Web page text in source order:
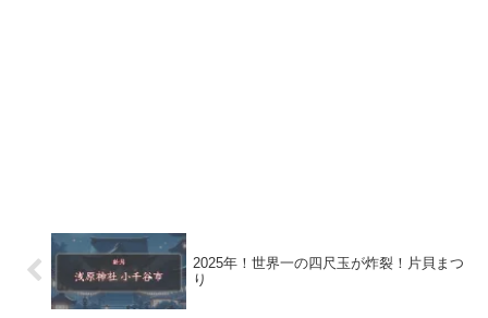
2025年！世界一の四尺玉が炸裂！片貝まつ
り